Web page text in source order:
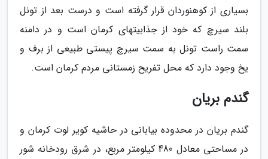
بسیاری از کوهنوردان قرار گرفته است و درست بعد از تونل
بلند سیرچ که خود از جذابیتهای کرمان است و در دامنه
سمت راست تونل به سمت سیرچ پیستی طبیعی از برف و
یخ وجود دارد که محل تفریح زمستانی مردم کرمان است.
گندم بریان
گندم بریان در محدوده بیابانی در حاشیه کویر لوت کرمان و
در مساحتی معادل 480 کیلومتر مربع، در شرق رودخانه شور